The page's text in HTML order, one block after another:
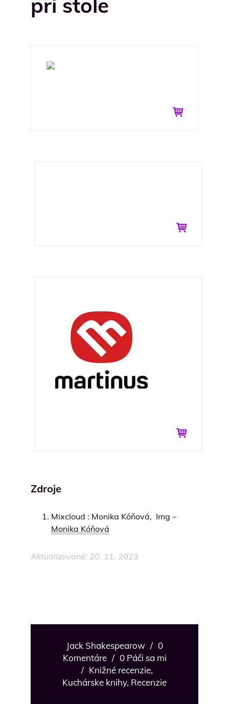
Zdroje
Mixcloud : Monika Kóňová, Img –
Monika Kóňová
Aktualizované: 20. 11. 2023
Jack Shakespearow / 0
Komentáre / 0 Páči sa mi
/ Knižné recenzie,
Kuchárske knihy, Recenzie